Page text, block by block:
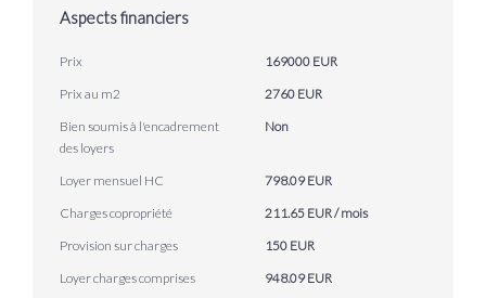
Aspects financiers
Prix
169000 EUR
Prix au m2
2760 EUR
Bien soumis à l'encadrement
des loyers
Non
Loyer mensuel HC
798.09 EUR
Charges copropriété
211.65 EUR / mois
Provision sur charges
150 EUR
Loyer charges comprises
948.09 EUR